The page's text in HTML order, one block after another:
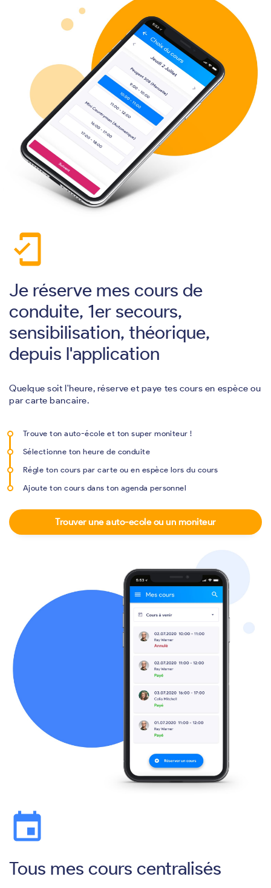
mobile_friendly
Je réserve mes cours de
conduite, 1er secours,
sensibilisation, théorique,
depuis l'application
Quelque soit l'heure, réserve et paye tes cours en espèce ou
par carte bancaire.
Trouve ton auto-école et ton super moniteur !
Sélectionne ton heure de conduite
Régle ton cours par carte ou en espèce lors du cours
Ajoute ton cours dans ton agenda personnel
Trouver une auto-ecole ou un moniteur
event
Tous mes cours centralisés